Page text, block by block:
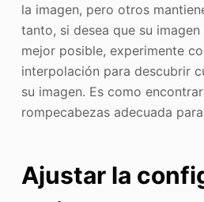
la imagen, pero otros
tanto, si desea que su
mejor posible, experimente
interpolación para descubrir
su imagen. Es como
rompecabezas adecuada
Ajustar la